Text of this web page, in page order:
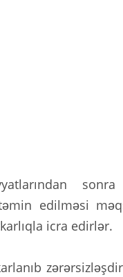
sonra
edilməsi
icra edirlər.